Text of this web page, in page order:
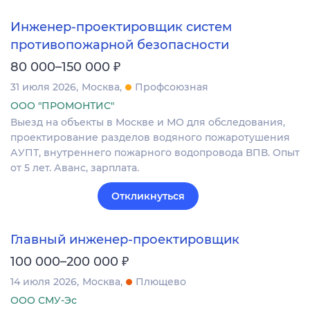
Инженер-проектировщик систем
противопожарной безопасности
80 000–150 000 ₽
31 июля 2026 Москва
Профсоюзная
ООО "ПРОМОНТИС"
Выезд на объекты в Москве и МО для обследования,
проектирование разделов водяного пожаротушения
АУПТ, внутреннего пожарного водопровода ВПВ. Опыт
от 5 лет. Аванс, зарплата.
Откликнуться
Главный инженер-проектировщик
100 000–200 000 ₽
14 июля 2026 Москва
Плющево
ООО СМУ-Эс